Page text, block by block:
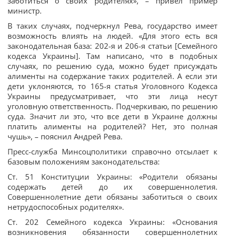
министр.
В таких случаях, подчеркнул Рева, государство имеет
возможность влиять на людей. «Для этого есть вся
законодательная база: 202-я и 206-я статьи [Семейного
кодекса Украины]. Там написано, что в подобных
случаях, по решению суда, можно будет присуждать
алименты на содержание таких родителей. А если эти
дети уклоняются, то 165-я статья Уголовного Кодекса
Украины предусматривает, что эти лица несут
уголовную ответственность. Подчеркиваю, по решению
суда. Значит ли это, что все дети в Украине должны
платить алименты на родителей? Нет, это полная
чушь», – пояснил Андрей Рева.
Пресс-служба Минсоцполитики справочно отсылает к
базовым положениям законодательства:
Ст. 51 Конституции Украины: «Родители обязаны
содержать детей до их совершеннолетия.
Совершеннолетние дети обязаны заботиться о своих
нетрудоспособных родителях».
Ст. 202 Семейного кодекса Украины: «Основания
возникновения обязанности совершеннолетних